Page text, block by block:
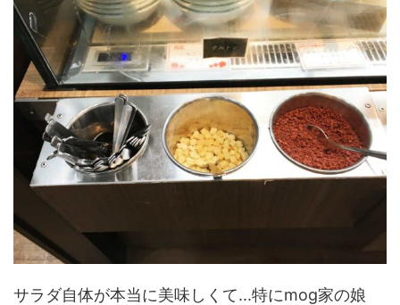
サラダ自体が本当に美味しくて...特にmog家の娘